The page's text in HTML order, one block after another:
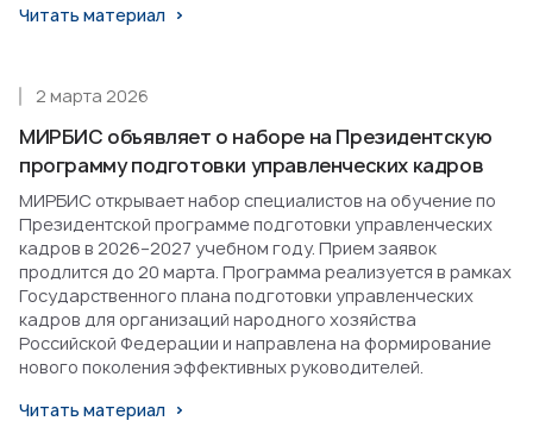
Читать материал
МИРБИС объявляет о наборе на Президентскую
программу подготовки управленческих кадров
2 марта 2026
МИРБИС открывает набор специалистов на обучение по
Президентской программе подготовки управленческих
кадров в 2026–2027 учебном году. Прием заявок
продлится до 20 марта. Программа реализуется в рамках
Государственного плана подготовки управленческих
кадров для организаций народного хозяйства
Российской Федерации и направлена на формирование
нового поколения эффективных руководителей.
Читать материал